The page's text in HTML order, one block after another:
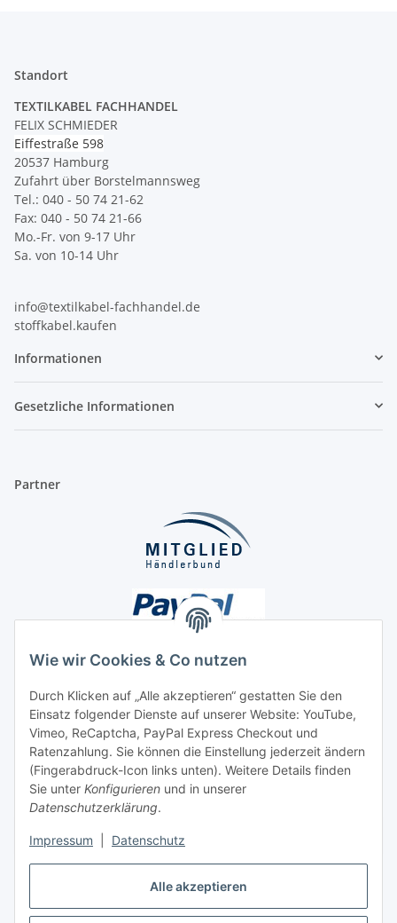
Alle akzeptieren
Wie wir Cookies & Co nutzen
Durch Klicken auf „Alle akzeptieren“ gestatten Sie den
Einsatz folgender Dienste auf unserer Website: YouTube,
Vimeo, ReCaptcha, PayPal Express Checkout und
Ratenzahlung. Sie können die Einstellung jederzeit ändern
(Fingerabdruck-Icon links unten). Weitere Details finden
Sie unter Konfigurieren und in unserer
Datenschutzerklärung.
Impressum Datenschutz
Standort
TEXTILKABEL FACHHANDEL
FELIX SCHMIEDER
Eiffestraße 598
20537 Hamburg
Zufahrt über Borstelmannsweg
Tel.: 040 - 50 74 21-62
Fax: 040 - 50 74 21-66
Mo.-Fr. von 9-17 Uhr
Sa. von 10-14 Uhr
info@textilkabel-fachhandel.de
stoffkabel.kaufen
Informationen
Gesetzliche Informationen
Partner
Unsere Seiten
Social Media
Vertrag widerrufen